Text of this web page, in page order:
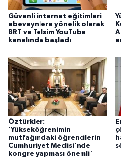
Güvenli internet eğitimleri
ebeveynlere yönelik olarak
BRT ve Telsim YouTube
kanalında başladı
Öztürkler:
'Yükseköğrenimin
mutfağındaki öğrencilerin
Cumhuriyet Meclisi'nde
kongre yapması önemli'